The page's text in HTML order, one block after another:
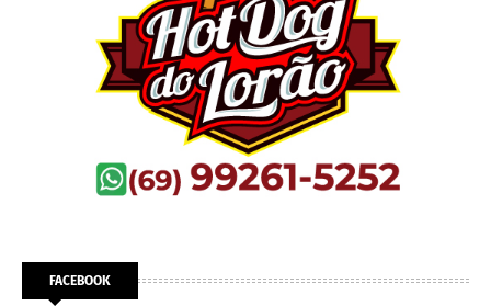
FACEBOOK